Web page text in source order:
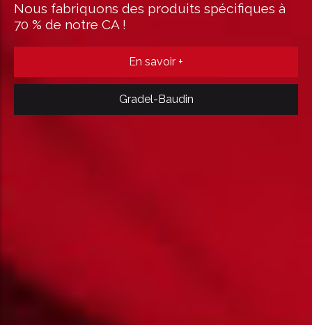
Nous fabriquons des produits spécifiques à
70 % de notre CA !
En savoir +
Gradel-Baudin